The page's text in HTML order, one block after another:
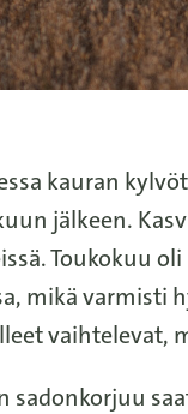
kauran
jälkeen.
Toukokuu
mikä varmisti
vaihtelevat,
sadonkorjuu